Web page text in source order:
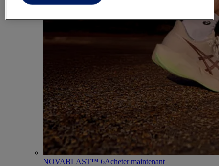
NOVABLAST™ 6Acheter maintenant